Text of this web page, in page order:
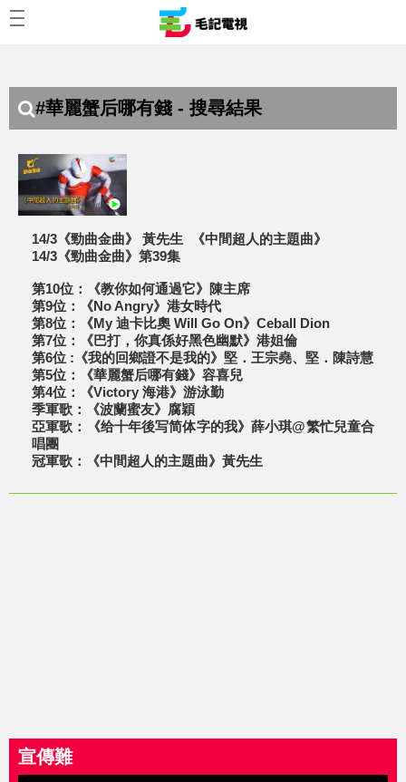
#華麗蟹后哪有錢 - 搜尋結果
14/3《勁曲金曲》 黃先生 《中間超人的主題曲》
14/3《勁曲金曲》第39集
第10位：《教你如何通過它》陳主席
第9位：《No Angry》港女時代
第8位：《My 迪卡比奧 Will Go On》Ceball Dion
第7位：《巴打，你真係好黑色幽默》港姐倫
第6位 :《我的回鄉證不是我的》堅．王宗堯、堅．陳詩慧
第5位：《華麗蟹后哪有錢》容喜兒
第4位：《Victory 海港》游泳勤
季軍歌：《波蘭蜜友》腐穎
亞軍歌：《给十年後写简体字的我》薛小琪@繁忙兒童合
唱團
冠軍歌：《中間超人的主題曲》黃先生
宣傳難